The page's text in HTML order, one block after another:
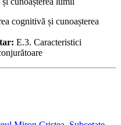
cognitivă și cunoașterea
E.3. Caracteristici